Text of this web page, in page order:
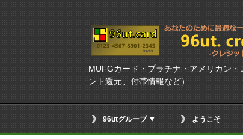
MUFGカード・プラチナ・アメリカン
ント還元、付帯情報など）
96utグループ ▼ ようこそ